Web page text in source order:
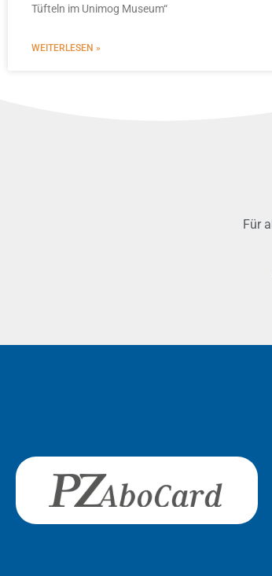
Tüfteln im Unimog Museum“
WEITERLESEN »
Für